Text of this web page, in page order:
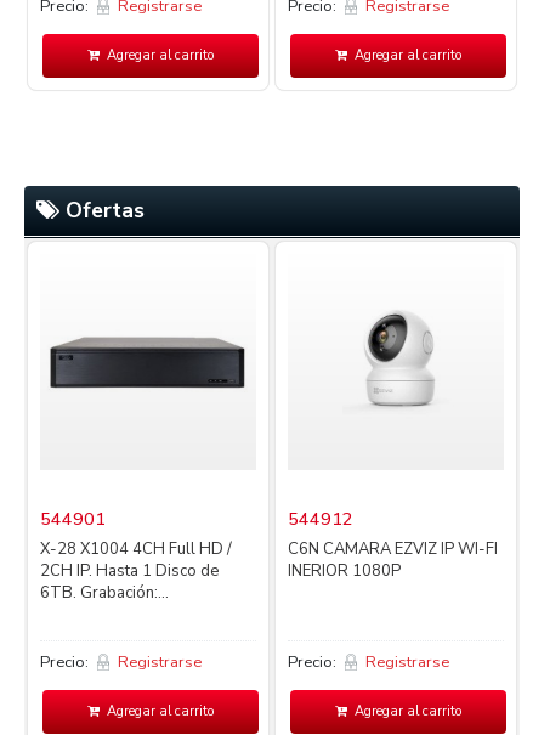
Precio: Registrarse
Agregar al carrito
Precio: Registrarse
Agregar al carrito
Ofertas
544901
X-28 X1004 4CH Full HD /
2CH IP. Hasta 1 Disco de
6TB. Grabación:...
Precio: Registrarse
Agregar al carrito
544912
C6N CAMARA EZVIZ IP WI-FI
INERIOR 1080P
Precio: Registrarse
Agregar al carrito